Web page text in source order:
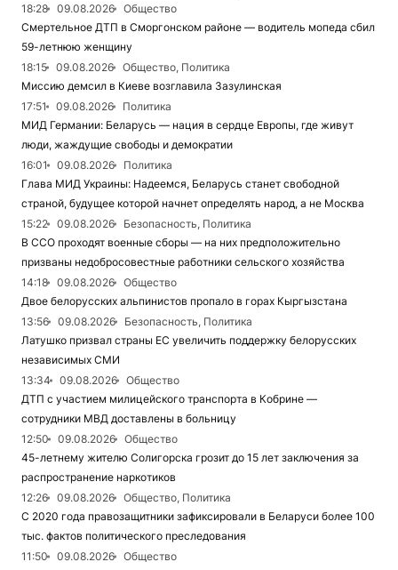
18:28
09.08.2026
Общество
Смертельное ДТП в Сморгонском районе — водитель мопеда сбил
59-летнюю женщину
18:15
09.08.2026
Общество, Политика
Миссию демсил в Киеве возглавила Зазулинская
17:51
09.08.2026
Политика
МИД Германии: Беларусь — нация в сердце Европы, где живут
люди, жаждущие свободы и демократии
16:01
09.08.2026
Политика
Глава МИД Украины: Надеемся, Беларусь станет свободной
страной, будущее которой начнет определять народ, а не Москва
15:22
09.08.2026
Безопасность, Политика
В ССО проходят военные сборы — на них предположительно
призваны недобросовестные работники сельского хозяйства
14:18
09.08.2026
Общество
Двое белорусских альпинистов пропало в горах Кыргызстана
13:56
09.08.2026
Безопасность, Политика
Латушко призвал страны ЕС увеличить поддержку белорусских
независимых СМИ
13:34
09.08.2026
Общество
ДТП с участием милицейского транспорта в Кобрине —
сотрудники МВД доставлены в больницу
12:50
09.08.2026
Общество
45-летнему жителю Солигорска грозит до 15 лет заключения за
распространение наркотиков
12:26
09.08.2026
Общество, Политика
С 2020 года правозащитники зафиксировали в Беларуси более 100
тыс. фактов политического преследования
11:50
09.08.2026
Общество